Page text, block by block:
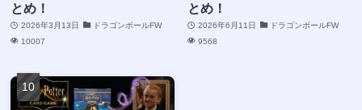
とめ！
2026年3月13日
ドラゴンボールFW
10007
とめ！
2026年6月11日
ドラゴンボールFW
9568